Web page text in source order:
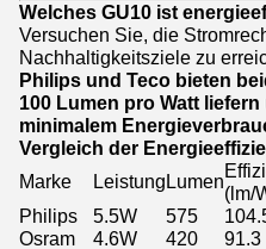
Welches GU10 ist
Versuchen Sie, die
Nachhaltigkeitsziele zu
Philips und Teco bieten
100 Lumen pro Watt
minimalem
Vergleich der
Marke
LeistungLumen
(lm/
Philips
5.5W 575
Osram
4.6W 420 91.3